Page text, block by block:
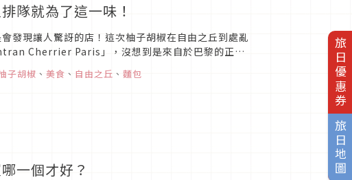
旅日優惠券
旅日地圖
隊就為了這一味！
發現讓人驚訝的店！這次柚子胡椒在自由之丘到處亂
Cherrier Paris」，沒想到是來自於巴黎的正統
子胡椒 、 美食 、 自由之丘 、 麵包
一個才好？